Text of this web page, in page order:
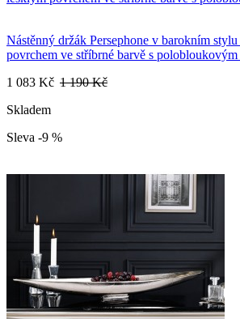
Nástěnný držák Persephone v barokním
povrchem ve stříbrné barvě s
1 083 Kč 1 190 Kč
Skladem
Sleva -9 %